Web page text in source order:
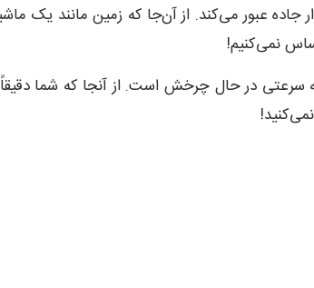
عبور می‌کند. از آن‌جا که زمین مانند یک
نمی‌کنیم!
سرعتی در حال چرخش است. از آنجا که شما دقیقاً